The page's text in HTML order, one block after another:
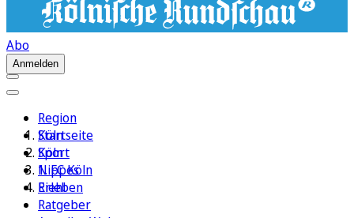
Abo
Anmelden
Region
Köln
Sport
1. FC Köln
Erleben
Ratgeber
Startseite
Köln
Nippes
Riehl